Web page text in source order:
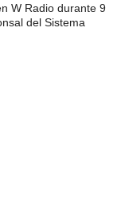
W Radio durante 9
del Sistema